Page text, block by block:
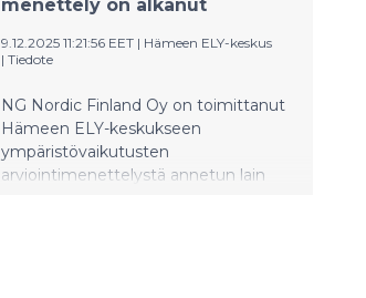
menettely on alkanut
9.12.2025 11:21:56 EET | Hämeen ELY-keskus
| Tiedote
NG Nordic Finland Oy on toimittanut
Hämeen ELY-keskukseen
ympäristövaikutusten
arviointimenettelystä annetun lain